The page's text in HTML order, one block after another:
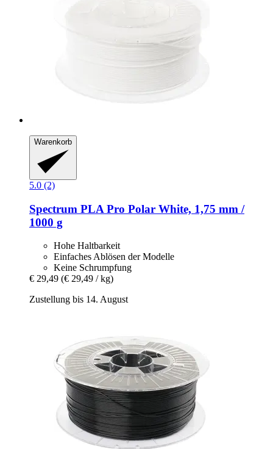
Warenkorb
5.0 (2)
Spectrum PLA Pro Polar White, 1,75 mm /
1000 g
Hohe Haltbarkeit
Einfaches Ablösen der Modelle
Keine Schrumpfung
€ 29,49 (€ 29,49 / kg)
Zustellung bis 14. August